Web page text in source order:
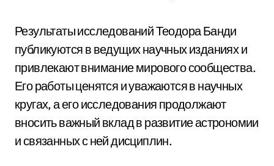
Результаты исследований Теодора Банди
публикуются в ведущих научных изданиях и
привлекают внимание мирового сообщества.
Его работы ценятся и уважаются в научных
кругах, а его исследования продолжают
вносить важный вклад в развитие астрономии
и связанных с ней дисциплин.